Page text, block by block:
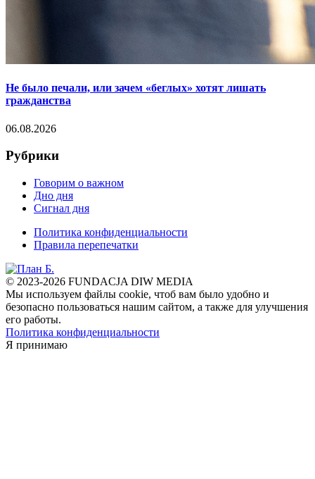
Не было печали, или зачем «беглых» хотят лишать
гражданства
06.08.2026
Рубрики
Говорим о важном
Дно дня
Сигнал дня
Политика конфиденциальности
Правила перепечатки
© 2023-2026 FUNDACJA DIW MEDIA
Мы используем файлы cookie, чтоб вам было удобно и
безопасно пользоваться нашим сайтом, а также для улучшения
его работы.
Политика конфиденциальности
Я принимаю